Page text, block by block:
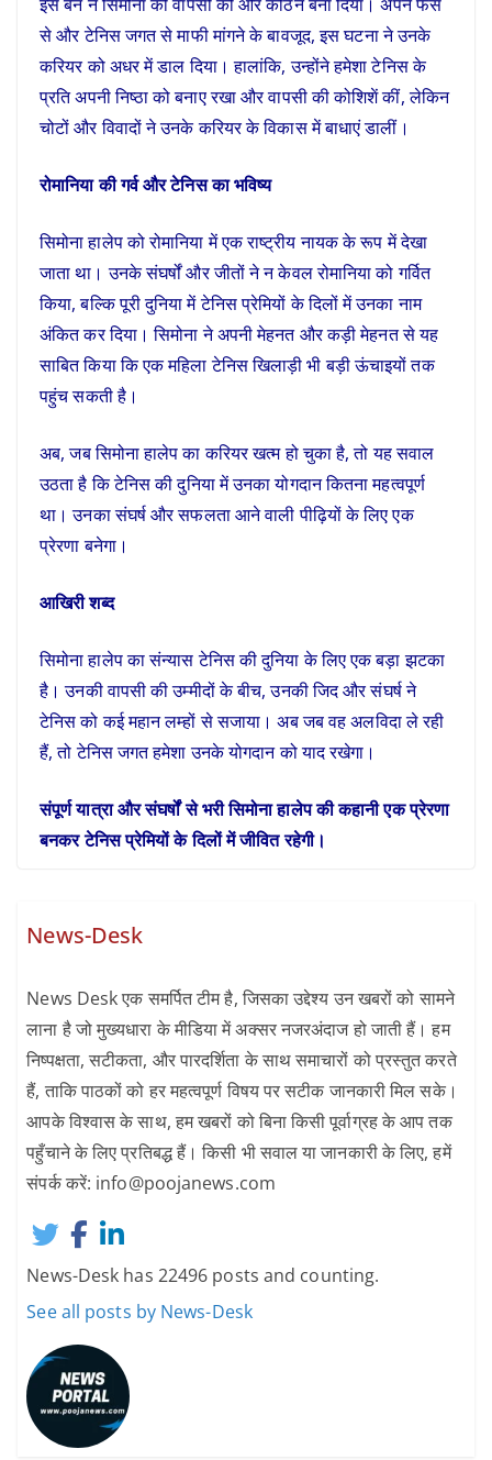
से और टेनिस जगत से माफी मांगने के बावजूद, इस घटना ने उनके
करियर को अधर में डाल दिया। हालांकि, उन्होंने हमेशा टेनिस के
प्रति अपनी निष्ठा को बनाए रखा और वापसी की कोशिशें कीं, लेकिन
चोटों और विवादों ने उनके करियर के विकास में बाधाएं डालीं।
रोमानिया की गर्व और टेनिस का भविष्य
सिमोना हालेप को रोमानिया में एक राष्ट्रीय नायक के रूप में देखा
जाता था। उनके संघर्षों और जीतों ने न केवल रोमानिया को गर्वित
किया, बल्कि पूरी दुनिया में टेनिस प्रेमियों के दिलों में उनका नाम
अंकित कर दिया। सिमोना ने अपनी मेहनत और कड़ी मेहनत से यह
साबित किया कि एक महिला टेनिस खिलाड़ी भी बड़ी ऊंचाइयों तक
पहुंच सकती है।
अब, जब सिमोना हालेप का करियर खत्म हो चुका है, तो यह सवाल
उठता है कि टेनिस की दुनिया में उनका योगदान कितना महत्वपूर्ण
था। उनका संघर्ष और सफलता आने वाली पीढ़ियों के लिए एक
प्रेरणा बनेगा।
आखिरी शब्द
सिमोना हालेप का संन्यास टेनिस की दुनिया के लिए एक बड़ा झटका
है। उनकी वापसी की उम्मीदों के बीच, उनकी जिद और संघर्ष ने
टेनिस को कई महान लम्हों से सजाया। अब जब वह अलविदा ले रही
हैं, तो टेनिस जगत हमेशा उनके योगदान को याद रखेगा।
संपूर्ण यात्रा और संघर्षों से भरी सिमोना हालेप की कहानी एक प्रेरणा
बनकर टेनिस प्रेमियों के दिलों में जीवित रहेगी।
News-Desk
News Desk एक समर्पित टीम है, जिसका उद्देश्य उन खबरों को सामने
लाना है जो मुख्यधारा के मीडिया में अक्सर नजरअंदाज हो जाती हैं। हम
निष्पक्षता, सटीकता, और पारदर्शिता के साथ समाचारों को प्रस्तुत करते
हैं, ताकि पाठकों को हर महत्वपूर्ण विषय पर सटीक जानकारी मिल सके।
आपके विश्वास के साथ, हम खबरों को बिना किसी पूर्वाग्रह के आप तक
पहुँचाने के लिए प्रतिबद्ध हैं। किसी भी सवाल या जानकारी के लिए, हमें
संपर्क करें: info@poojanews.com
News-Desk has 22496 posts and counting.
See all posts by News-Desk